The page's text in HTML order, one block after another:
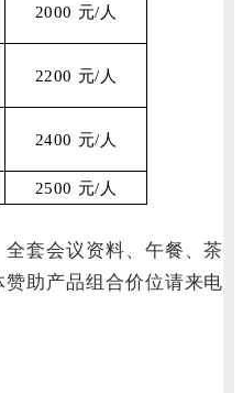
2000 元/人
2200 元/人
2400 元/人
2500 元/人
套会议资料、午餐、茶
助产品组合价位请来电